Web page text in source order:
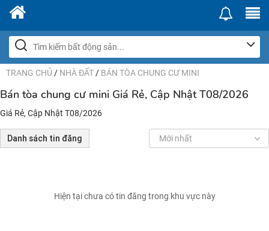
TRANG CHỦ / NHÀ ĐẤT / BÁN TÒA CHUNG CƯ MINI
Bán tòa chung cư mini Giá Rẻ, Cập Nhật T08/2026
Giá Rẻ, Cập Nhật T08/2026
Danh sách tin đăng Mới nhất
Hiện tại chưa có tin đăng trong khu vực này